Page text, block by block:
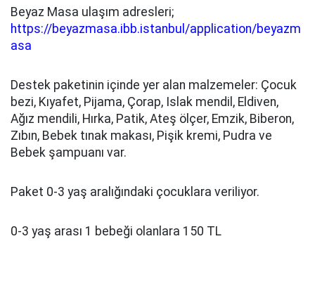
Beyaz Masa ulaşım adresleri;
https://beyazmasa.ibb.istanbul/application/beyazm
asa
Destek paketinin içinde yer alan malzemeler: Çocuk
bezi, Kıyafet, Pijama, Çorap, Islak mendil, Eldiven,
Ağız mendili, Hırka, Patik, Ateş ölçer, Emzik, Biberon,
Zıbın, Bebek tınak makası, Pişik kremi, Pudra ve
Bebek şampuanı var.
Paket 0-3 yaş aralığındaki çocuklara veriliyor.
0-3 yaş arası 1 bebeği olanlara 150 TL